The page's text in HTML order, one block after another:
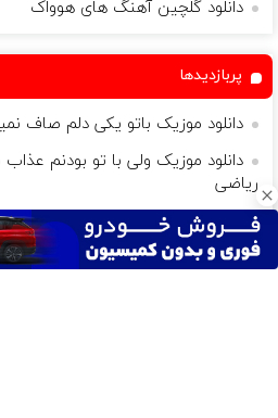
دانلود گلچین آهنگ های هوواک
پربازدیدها
دانلود موزیک باتو یکی دلم صاف
دانلود موزیک ولی با تو بودنم
ریاضی
دانلود موزیک کاشکی پروانه بشم
زراعتکار